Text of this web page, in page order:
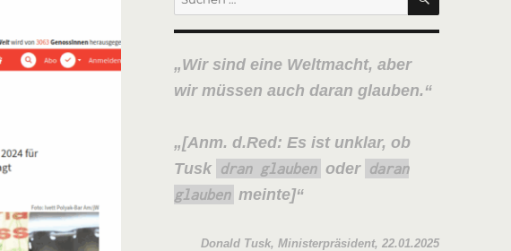
Wir sind eine Weltmacht, aber
wir müssen auch daran glauben.
[Anm. d.Red: Es ist unklar, ob
Tusk
dran glauben oder daran
glauben meinte]
Donald Tusk, Ministerpräsident, 22.01.2025